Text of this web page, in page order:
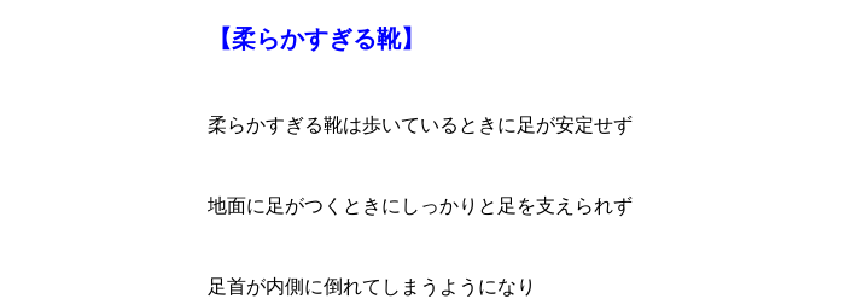
【柔らかすぎる靴】
柔らかすぎる靴は歩いているときに足が安定せず
地面に足がつくときにしっかりと足を支えられず
足首が内側に倒れてしまうようになり